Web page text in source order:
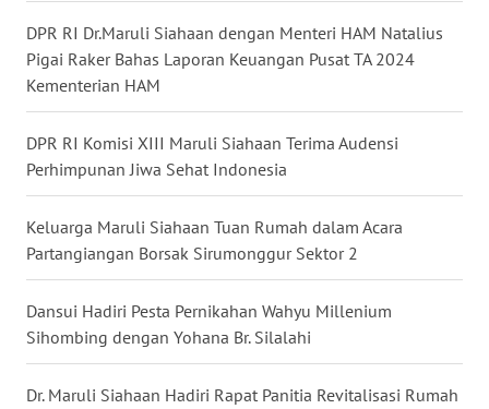
DPR RI Dr.Maruli Siahaan dengan Menteri HAM Natalius
Pigai Raker Bahas Laporan Keuangan Pusat TA 2024
Kementerian HAM
DPR RI Komisi XIII Maruli Siahaan Terima Audensi
Perhimpunan Jiwa Sehat Indonesia
Keluarga Maruli Siahaan Tuan Rumah dalam Acara
Partangiangan Borsak Sirumonggur Sektor 2
Dansui Hadiri Pesta Pernikahan Wahyu Millenium
Sihombing dengan Yohana Br. Silalahi
Dr. Maruli Siahaan Hadiri Rapat Panitia Revitalisasi Rumah
WN
KALBAR
WN
KALTENG
WN
WN
WN